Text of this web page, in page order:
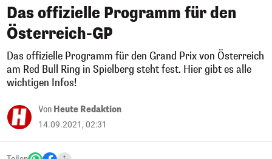
Das offizielle Programm für den
Österreich-GP
Das offizielle Programm für den Grand Prix von Österreich
am Red Bull Ring in Spielberg steht fest. Hier gibt es alle
wichtigen Infos!
Von Heute Redaktion
14.09.2021, 02:31